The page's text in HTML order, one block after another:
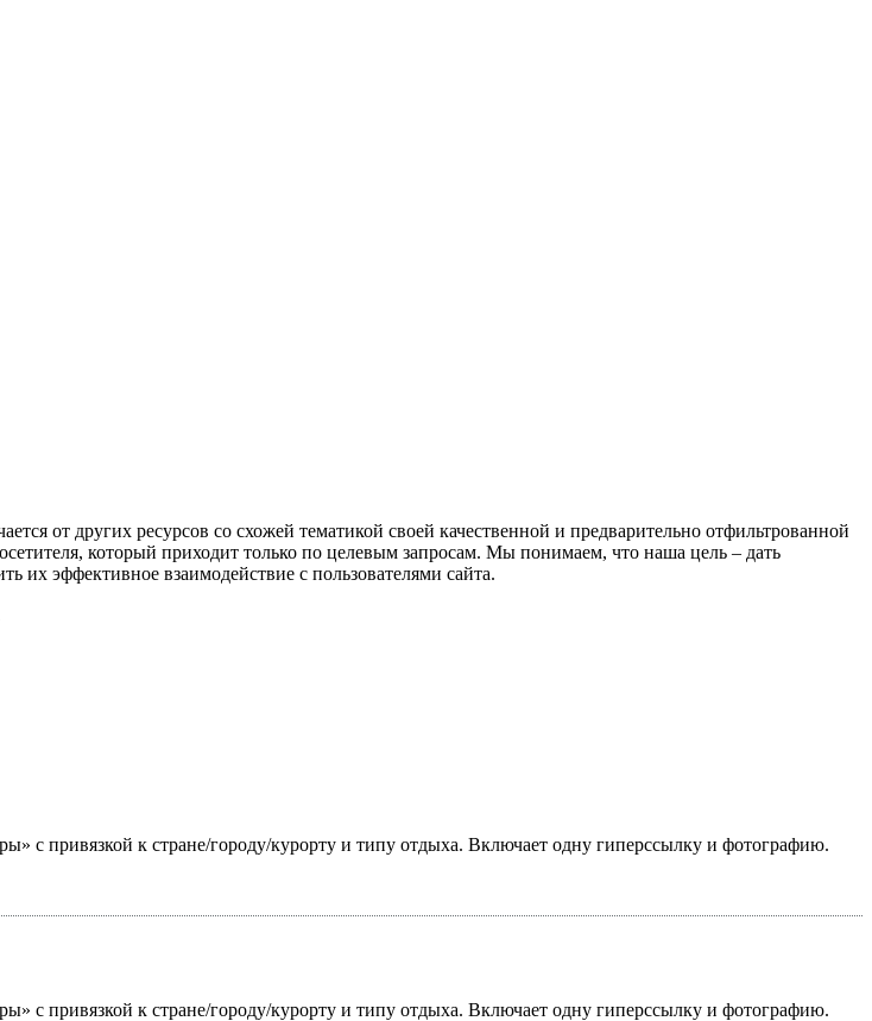
от других ресурсов со схожей тематикой своей качественной и предварительно отфильтрованной
который приходит только по целевым запросам. Мы понимаем, что наша цель – дать
их эффективное взаимодействие с пользователями сайта.
с привязкой к стране/городу/курорту и типу отдыха. Включает одну гиперссылку и фотографию.
с привязкой к стране/городу/курорту и типу отдыха. Включает одну гиперссылку и фотографию.